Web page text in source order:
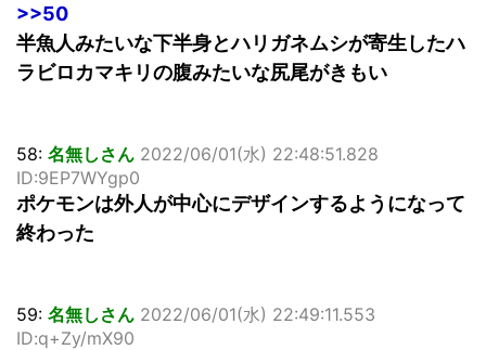
>>50
半魚人みたいな下半身とハリガネムシが寄生したハ
ラビロカマキリの腹みたいな尻尾がきもい
58: 名無しさん 2022/06/01(水) 22:48:51.828
ID:9EP7WYgp0
ポケモンは外人が中心にデザインするようになって
終わった
59: 名無しさん 2022/06/01(水) 22:49:11.553
ID:q+Zy/mX90